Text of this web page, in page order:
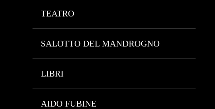
TEATRO
SALOTTO DEL MANDROGNO
LIBRI
AIDO FUBINE